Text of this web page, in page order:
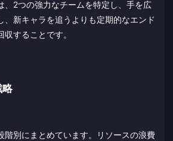
、2つの強力なチームを特定し、手を広
、新キャラを追うよりも定期的なエンド
することです。
略
階別にまとめています。リソースの浪費